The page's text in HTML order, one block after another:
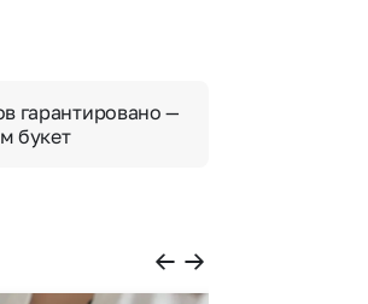
гарантировано —
букет